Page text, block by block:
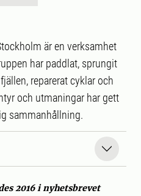
är en verksamhet
har paddlat, sprungit
reparerat cyklar och
och utmaningar har gett
sammanhållning.
2016 i nyhetsbrevet